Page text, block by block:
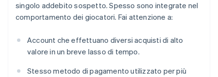
singolo addebito sospetto. Spesso sono integrate nel
comportamento dei giocatori. Fai attenzione a:
Account che effettuano diversi acquisti di alto
valore in un breve lasso di tempo.
Stesso metodo di pagamento utilizzato per più